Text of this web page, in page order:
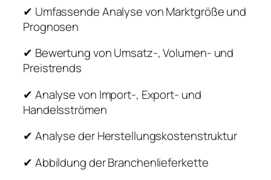
✔ Umfassende Analyse von Marktgröße und
Prognosen
✔ Bewertung von Umsatz-, Volumen- und
Preistrends
✔ Analyse von Import-, Export- und
Handelsströmen
✔ Analyse der Herstellungskostenstruktur
✔ Abbildung der Branchenlieferkette